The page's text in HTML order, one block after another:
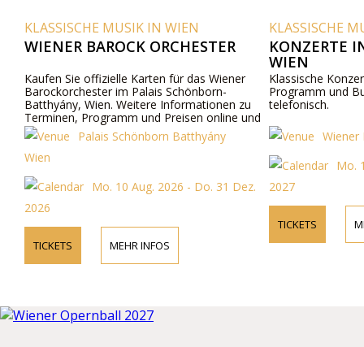
KLASSISCHE MUSIK IN WIEN
WIENER BAROCK ORCHESTER
Kaufen Sie offizielle Karten für das Wiener
Barockorchester im Palais Schönborn-
Batthyány, Wien. Weitere Informationen zu
Terminen, Programm und Preisen online und
telefonisch.Palais Schönborn Batthyány
Wien
Mo. 10 Aug. 2026 - Do. 31 Dez.
2026
TICKETS MEHR INFOS
KLASSISCHE
KONZERTE
WIEN
Klassische
Programm und
telefonisch.
Wiener
Mo.
2027
TICKETS